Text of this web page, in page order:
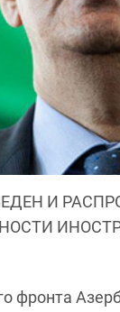
И
фронта